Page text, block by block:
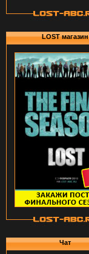
LOST магазин
Чат